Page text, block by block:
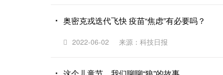
奥密克戎迭代飞快 疫苗“焦虑”有必要吗？
2022-06-02 来源：科技日报